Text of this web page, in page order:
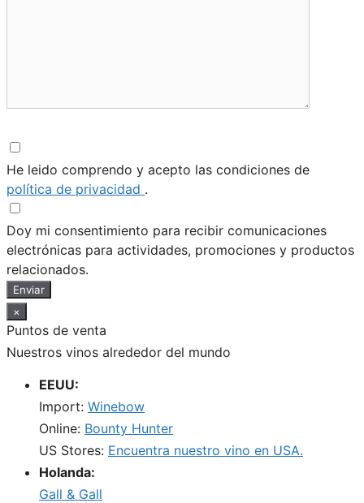
He leido comprendo y acepto las condiciones de
política de privacidad .
Doy mi consentimiento para recibir comunicaciones
electrónicas para actividades, promociones y productos
relacionados.
Enviar
×
Puntos de venta
Nuestros vinos alrededor del mundo
EEUU:
Import: Winebow
Online: Bounty Hunter
US Stores: Encuentra nuestro vino en USA.
Holanda:
Gall & Gall